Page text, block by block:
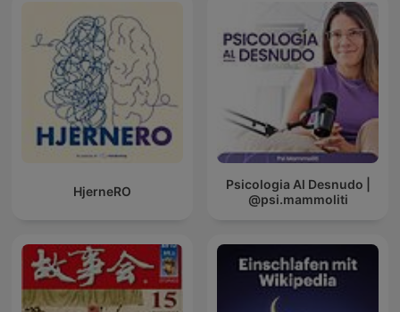
HjerneRO
Psicologia Al Desnudo |
@psi.mammoliti